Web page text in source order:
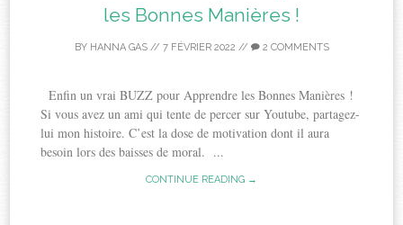
les Bonnes Manières !
BY HANNA GAS// 7 FÉVRIER 2022 // 2 COMMENTS
Enfin un vrai BUZZ pour Apprendre les Bonnes Manières !
Si vous avez un ami qui tente de percer sur Youtube, partagez-
lui mon histoire. C’est la dose de motivation dont il aura
besoin lors des baisses de moral. ...
CONTINUE READING →